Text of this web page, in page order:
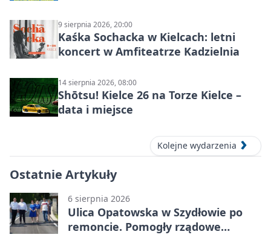
9 sierpnia 2026, 20:00
Kaśka Sochacka w Kielcach: letni
koncert w Amfiteatrze Kadzielnia
14 sierpnia 2026, 08:00
Shōtsu! Kielce 26 na Torze Kielce –
data i miejsce
Kolejne wydarzenia
Ostatnie Artykuły
6 sierpnia 2026
Ulica Opatowska w Szydłowie po
remoncie. Pomogły rządowe